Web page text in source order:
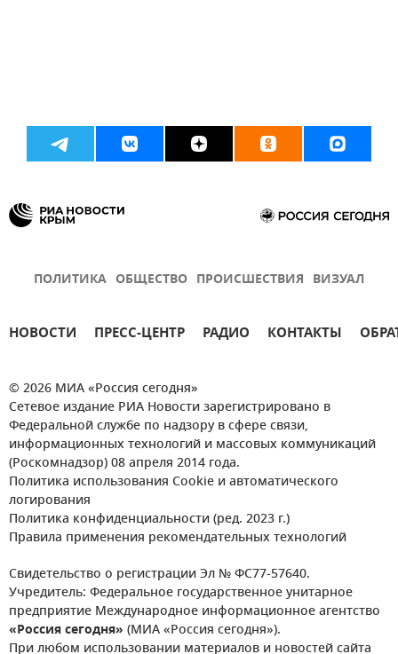
ПОЛИТИКА ОБЩЕСТВО ПРОИСШЕСТВИЯ ВИЗУАЛ
НОВОСТИ ПРЕСС-ЦЕНТР РАДИО КОНТАКТЫ
© 2026 МИА «Россия сегодня»
Сетевое издание РИА Новости зарегистрировано в
Федеральной службе по надзору в сфере связи,
информационных технологий и массовых коммуникаций
(Роскомнадзор) 08 апреля 2014 года.
Политика использования Cookie и автоматического
логирования
Политика конфиденциальности (ред. 2023 г.)
Правила применения рекомендательных технологий
Свидетельство о регистрации Эл № ФС77-57640.
Учредитель: Федеральное государственное унитарное
предприятие Международное информационное агентство
«Россия сегодня» (МИА «Россия сегодня»).
При любом использовании материалов и новостей сайта